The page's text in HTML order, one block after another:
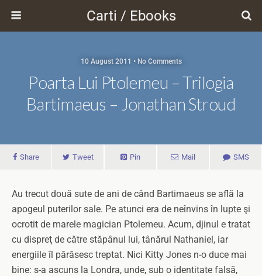
Carti / Ebooks
10 August 2011 • No Comments
Poarta Lui Ptolemeu – Trilogia
Bartimaeus – Jonathan Stroud
Share Tweet Pin Mail SMS
Au trecut două sute de ani de când Bartimaeus se află la
apogeul puterilor sale. Pe atunci era de neînvins în lupte şi
ocrotit de marele magician Ptolemeu. Acum, djinul e tratat
cu dispreţ de către stăpânul lui, tânărul Nathaniel, iar
energiile îl părăsesc treptat. Nici Kitty Jones n-o duce mai
bine: s-a ascuns la Londra, unde, sub o identitate falsă,